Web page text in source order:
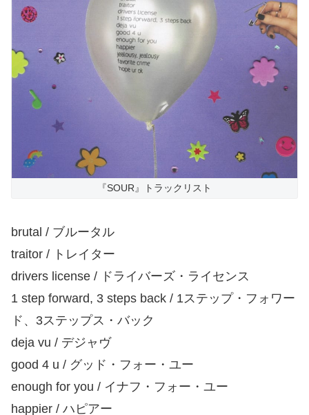
『SOUR』トラックリスト
brutal / ブルータル
traitor / トレイター
drivers license / ドライバーズ・ライセンス
1 step forward, 3 steps back / 1ステップ・フォワー
ド、3ステップス・バック
deja vu / デジャヴ
good 4 u / グッド・フォー・ユー
enough for you / イナフ・フォー・ユー
happier / ハピアー